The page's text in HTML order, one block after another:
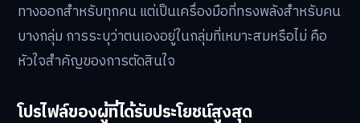
ทางออกสำหรับทุกคน แต่เป็นเครื่องมือที่ทรงพลังสำหรับคน
บางกลุ่ม การระบุว่าตนเองอยู่ในกลุ่มที่เหมาะสมหรือไม่ คือ
หัวใจสำคัญของการตัดสินใจ
โปรไฟล์ของผู้ที่ได้รับประโยชน์สูงสุด